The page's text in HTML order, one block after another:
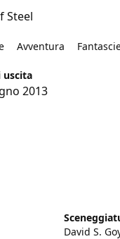
Steel
Avventura
uscita
2013
David S.